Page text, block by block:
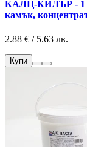
КАЛЦ-КИЛЪР - 1
камък,
2.88 € / 5.63 лв.
Купи